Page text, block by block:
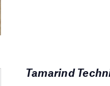
Tamarind